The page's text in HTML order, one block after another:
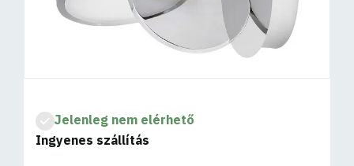
Jelenleg nem elérhető
Ingyenes szállítás